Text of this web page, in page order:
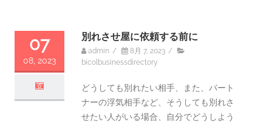
07
08, 2023
別れさせ屋に依頼する前に
admin / 8月 7, 2023 /
bicolbusinessdirectory
どうしても別れたい相手、また、パート
ナーの浮気相手など、そうしても別れさ
せたい人がいる場合、自分でどうしよう